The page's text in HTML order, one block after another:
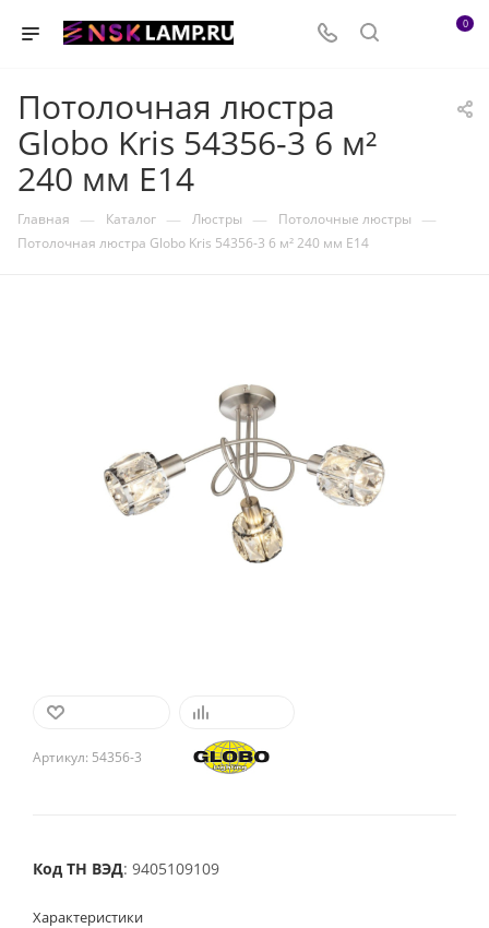
0
Потолочная люстра
Globo Kris 54356-3 6 м²
240 мм E14
Главная — Каталог — Люстры — Потолочные люстры —
Потолочная люстра Globo Kris 54356-3 6 м² 240 мм E14
Артикул: 54356-3
Код ТН ВЭД: 9405109109
Характеристики